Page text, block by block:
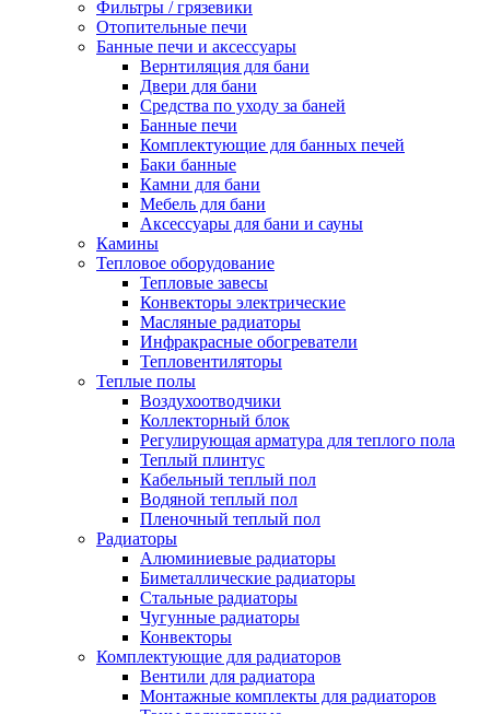
Фильтры / грязевики
Отопительные печи
Банные печи и аксессуары
Вернтиляция для бани
Двери для бани
Средства по уходу за баней
Банные печи
Комплектующие для банных печей
Баки банные
Камни для бани
Мебель для бани
Аксессуары для бани и сауны
Камины
Тепловое оборудование
Тепловые завесы
Конвекторы электрические
Масляные радиаторы
Инфракрасные обогреватели
Тепловентиляторы
Теплые полы
Воздухоотводчики
Коллекторный блок
Регулирующая арматура для теплого пола
Теплый плинтус
Кабельный теплый пол
Водяной теплый пол
Пленочный теплый пол
Радиаторы
Алюминиевые радиаторы
Биметаллические радиаторы
Стальные радиаторы
Чугунные радиаторы
Конвекторы
Комплектующие для радиаторов
Вентили для радиатора
Монтажные комплекты для радиаторов